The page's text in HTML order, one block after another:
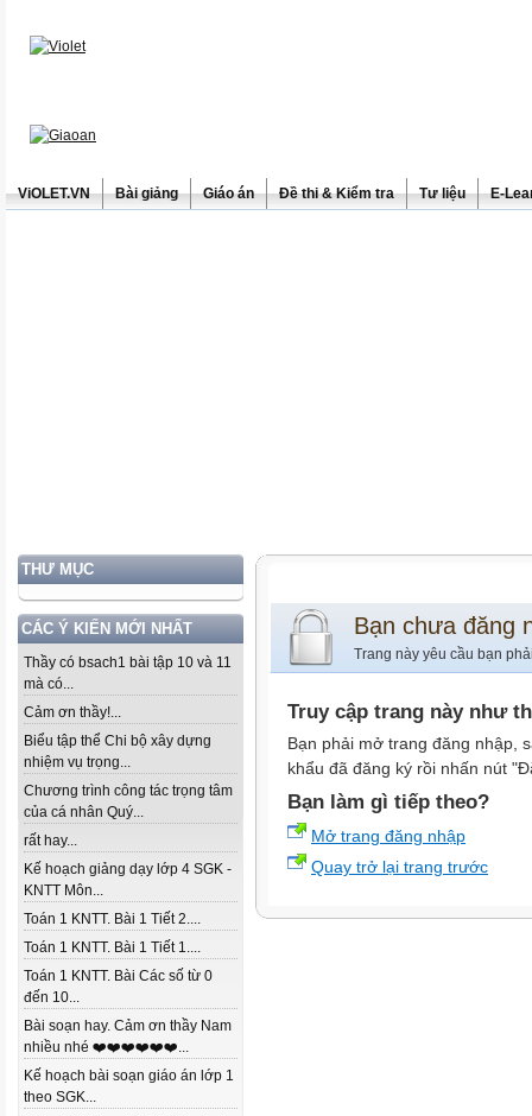
ViOLET.VN Bài giảng Giáo án Đề thi & Kiểm tra Tư liệu E-
THƯ MỤC
CÁC Ý KIẾN MỚI NHẤT
Thầy có bsach1 bài tập 10 và 11
mà có...
Cảm ơn thầy!...
Biểu tập thể Chi bộ xây dựng
nhiệm vụ trọng...
Chương trình công tác trọng tâm
của cá nhân Quý...
rất hay...
Kế hoạch giảng dạy lớp 4 SGK -
KNTT Môn...
Toán 1 KNTT. Bài 1 Tiết 2....
Toán 1 KNTT. Bài 1 Tiết 1....
Toán 1 KNTT. Bài Các số từ 0
đến 10...
Bài soạn hay. Cảm ơn thầy Nam
nhiều nhé ❤️❤️❤️❤️❤️❤️...
Kế hoạch bài soạn giáo án lớp 1
theo SGK...
Bạn chưa đăng
Trang này yêu cầu bạn
Truy cập trang này như
Bạn phải mở trang đăng nhập,
khẩu đã đăng ký rồi nhấn nút
Bạn làm gì tiếp theo?
Mở trang đăng nhập
Quay trở lại trang trước